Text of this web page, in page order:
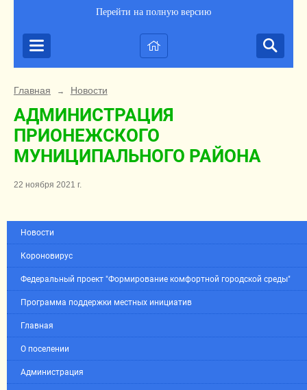
Перейти на полную версию
Главная → Новости
АДМИНИСТРАЦИЯ
ПРИОНЕЖСКОГО
МУНИЦИПАЛЬНОГО РАЙОНА
22 ноября 2021 г.
Новости
Короновирус
Федеральный проект "Формирование комфортной городской среды"
Программа поддержки местных инициатив
Главная
О поселении
Администрация